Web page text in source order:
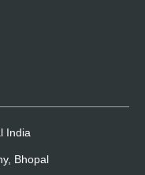
India
Bhopal